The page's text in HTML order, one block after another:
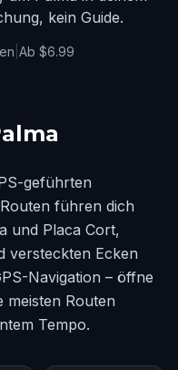
kein Guide.
Ab $6.99
geführten
führen dich
und Placa Cort,
versteckten Ecken
Navigation – öffne
meisten Routen
Tempo.